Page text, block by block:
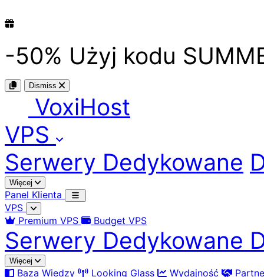
-50% Użyj kodu
Dismiss
VoxiHost
VPS
Serwery Dedykowane
Więcej
Panel Klienta
VPS
Premium VPS
Budget VPS
Serwery Dedykowane
Więcej
Baza Wiedzy Looking Glass Wydajność